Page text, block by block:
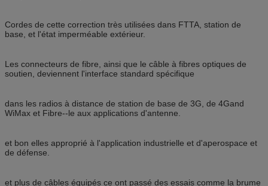
Cordes de cette correction très utilisées dans FTTA, station de
base, et l'état imperméable extérieur.
Les connecteurs de fibre, ainsi que le câble à fibres optiques de
soutien, deviennent l'interface standard spécifique
dans les radios à distance de station de base de 3G, de 4Gand
WiMax et Fibre--le aux applications d'antenne.
et bon elles approprié à l'application industrielle et d'aperospace et
de défense.
et plus de câbles équipés ce ont passé des essais comme la brume